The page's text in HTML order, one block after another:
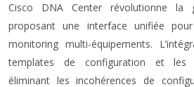
Cisco DNA Center révolutionne la
proposant une interface unifiée
monitoring multi-équipements.
templates de configuration et les
éliminant les incohérences de